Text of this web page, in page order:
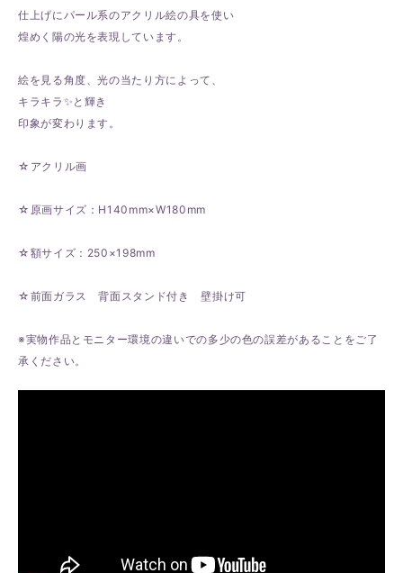
仕上げにパール系のアクリル絵の具を使い
煌めく陽の光を表現しています。
絵を見る角度、光の当たり方によって、
キラキラ✨と輝き
印象が変わります。
☆アクリル画
☆原画サイズ：H140mm×W180mm
☆額サイズ：250×198mm
☆前面ガラス 背面スタンド付き 壁掛け可
※実物作品とモニター環境の違いでの多少の色の誤差があることをご了
承ください。